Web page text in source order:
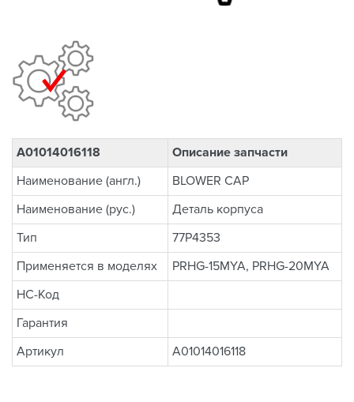
A01014016118
Описание запчасти
Наименование (англ.)
BLOWER CAP
Наименование (рус.)
Деталь корпуса
Тип
77P4353
Применяется в моделях
PRHG-15MYA, PRHG-20MYA
НС-Код
Гарантия
Артикул
A01014016118